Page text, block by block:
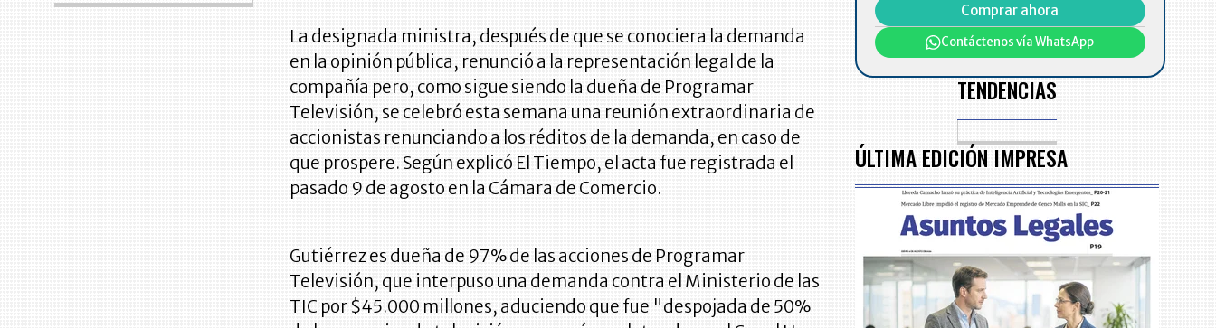
La designada ministra, después de que se conociera la demanda
en la opinión pública, renunció a la representación legal de la
compañía pero, como sigue siendo la dueña de Programar
Televisión, se celebró esta semana una reunión extraordinaria de
accionistas renunciando a los réditos de la demanda, en caso de
que prospere. Según explicó El Tiempo, el acta fue registrada el
pasado 9 de agosto en la Cámara de Comercio.
Gutiérrez es dueña de 97% de las acciones de Programar
Televisión, que interpuso una demanda contra el Ministerio de las
TIC por $45.000 millones, aduciendo que fue "despojada de 50%
Comprar ahora
Contáctenos vía WhatsApp
TENDENCIAS
ÚLTIMA EDICIÓN IMPRESA